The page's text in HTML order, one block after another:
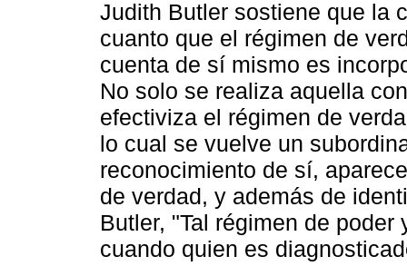
Judith Butler sostiene que la
cuanto que el régimen de
cuenta de sí mismo es
No solo se realiza aquella
efectiviza el régimen de
lo cual se vuelve un
reconocimiento de sí,
de verdad, y además de
Butler, "Tal régimen de
cuando quien es